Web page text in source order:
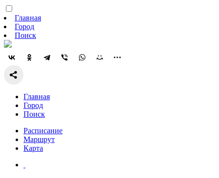
Главная
Город
Поиск
Главная
Город
Поиск
Расписание
Маршрут
Карта